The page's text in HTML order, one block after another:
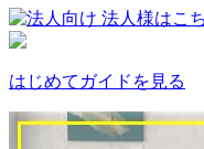
法人様はこ
はじめてガイドを見る